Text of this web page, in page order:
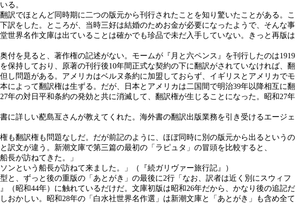
る。
でほとんど同時期に二つの版元から刊行されたことを知り驚いたことがある。こ
をした。ところが、当時三好は結婚のためお金が必要になったようで、そんな事
界名作文庫は出ていることは確かでも珍品で未だ入手していない。きっと再版は
を見ると、著作権の記述がない。モームが『月と六ペンス』を刊行したのは1919
持しており、原著の刊行後10年間正式な契約の下に翻訳がされていなければ、翻
し問題がある。アメリカはベルヌ条約に加盟しておらず、イギリスとアメリカでモ
よって翻訳権は生ずる。だが、日本とアメリカは二国間で明治39年以降相互に翻
の対日平和条約の発効と共に消滅して、翻訳権が生じることになった。昭和27年
詳しい蓜島亙さんが教えてくれた。海外書の翻訳出版業務を引き受けるエージェ
も翻訳権も問題なしだ。だが前記のように、ほぼ同時に別の版元から出るというの
文が違う。新潮文庫で第三篇の最初の「ラピュタ」の冒頭を比較すると、
長が訪ねてきた。」
という船長が訪ねて来ました。」（『続ガリヴァー旅行記』）
、ずっと後の重版の「あとがき」の最後に2行「なお、訳者は近く別にスウィフ
昭和44年）に触れているだけだ。文庫初版は昭和26年だから、かなり後の追記だ
かしい。昭和28年の「白水社世界名作選」は新潮文庫と「あとがき」も含め全て